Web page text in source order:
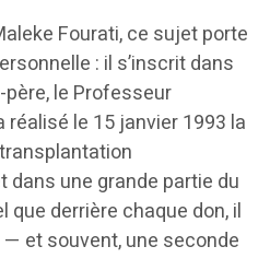
Fourati, ce sujet porte
: il s’inscrit dans
père, le Professeur
réalisé le 15 janvier 1993 la
dans une grande partie du
que derrière chaque don, il
et souvent, une seconde